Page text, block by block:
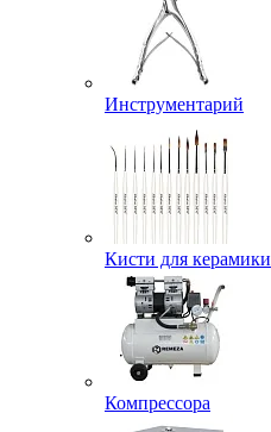
Инструментарий
Кисти для керамики
Компрессора